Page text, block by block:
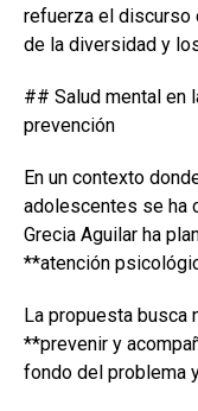
refuerza el discurso
de la diversidad y
## Salud mental en
prevención
En un contexto
adolescentes se ha
Grecia Aguilar ha
**atención
La propuesta busca
**prevenir y
fondo del problema